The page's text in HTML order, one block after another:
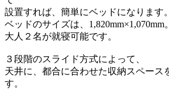
設置すれば、簡単にベッドになります。
ベッドのサイズは、1,820mm×1,070mm。
大人２名が就寝可能です。
３段階のスライド方式によって、
天井に、都合に合わせた収納スペース
す。